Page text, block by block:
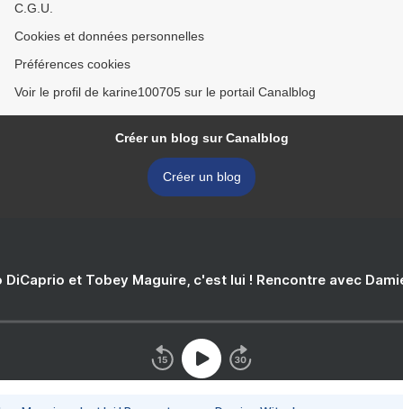
C.G.U.
Cookies et données personnelles
Préférences cookies
Voir le profil de karine100705 sur le portail Canalblog
Créer un blog sur Canalblog
Créer un blog
DiCaprio et Tobey Maguire, c'est lui ! Rencontre avec